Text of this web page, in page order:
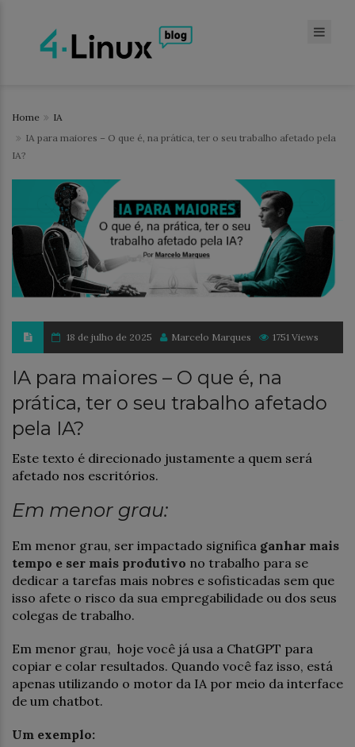
Home
IA
IA para maiores – O que é, na prática, ter o seu trabalho afetado pela
IA?
18 de julho de 2025 Marcelo Marques 1751 Views
IA para maiores – O que é, na
prática, ter o seu trabalho afetado
pela IA?
Este texto é direcionado justamente a quem será
afetado nos escritórios.
Em menor grau:
Em menor grau, ser impactado significa ganhar mais
tempo e ser mais produtivo no trabalho para se
dedicar a tarefas mais nobres e sofisticadas sem que
isso afete o risco da sua empregabilidade ou dos seus
colegas de trabalho.
Em menor grau, hoje você já usa a ChatGPT para
copiar e colar resultados. Quando você faz isso, está
apenas utilizando o motor da IA por meio da interface
de um chatbot.
Um exemplo: